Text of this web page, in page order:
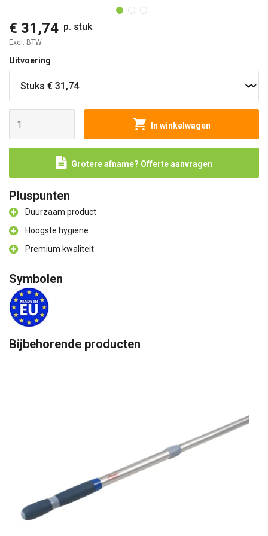
€ 31,74 p. stuk
Excl. BTW
Uitvoering
In winkelwagen
Grotere afname? Offerte aanvragen
Pluspunten
Duurzaam product
Hoogste hygiëne
Premium kwaliteit
Symbolen
Bijbehorende producten